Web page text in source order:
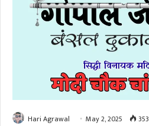
Hari Agrawal May 2, 2025 353